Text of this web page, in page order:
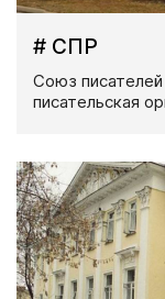
# СПР
Союз
писательская